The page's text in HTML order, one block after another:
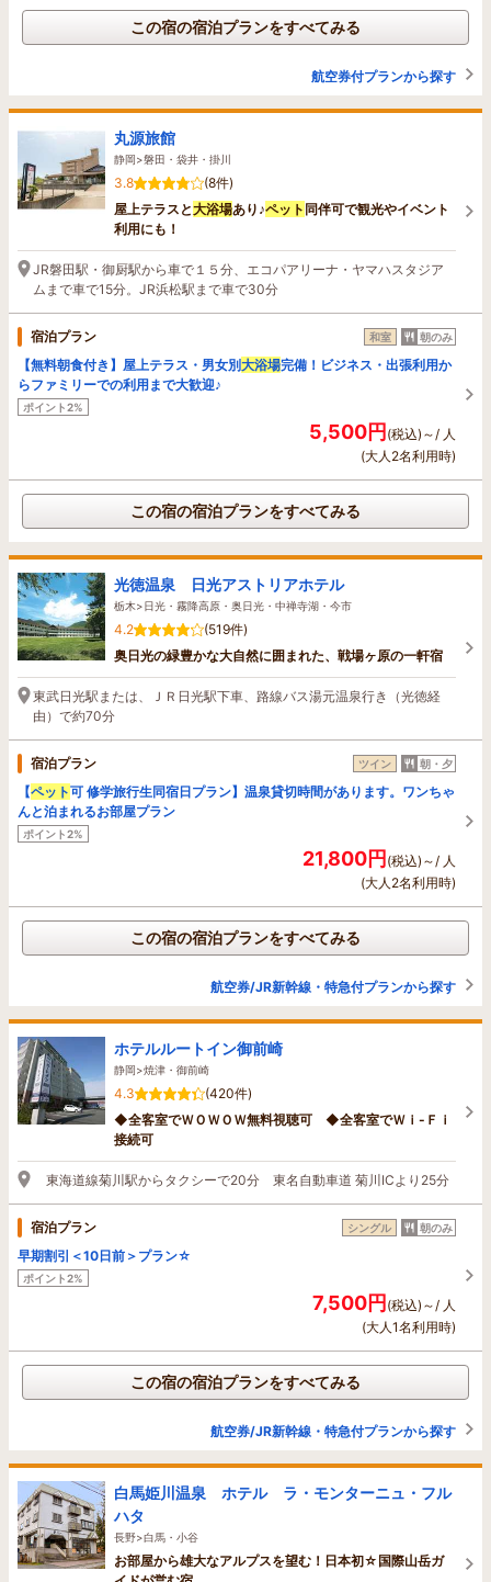
この宿の宿泊プランをすべてみる
航空券付プランから探す
丸源旅館
静岡>磐田・袋井・掛川
3.8
(8件)
屋上テラスと大浴場あり♪ペット 同伴可で観光やイベント
利用にも！
JR磐田駅・御厨駅から車で１５分、エコパアリーナ・ヤマハスタジア
ムまで車で15分。JR浜松駅まで車で30分
宿泊プラン 和室 朝のみ
【無料朝食付き】屋上テラス・男女別大浴場完備！ビジネス・出張利用か
らファミリーでの利用まで大歓迎♪
ポイント2%
5,500円(税込)～/ 人
(大人2名利用時)
この宿の宿泊プランをすべてみる
光徳温泉 日光アストリアホテル
栃木>日光・霧降高原・奥日光・中禅寺湖・今市
4.2
(519件)
奥日光の緑豊かな大自然に囲まれた、戦場ヶ原の一軒宿
東武日光駅または、ＪＲ日光駅下車、路線バス湯元温泉行き（光徳経
由）で約70分
宿泊プラン ツイン 朝・夕
【ペット可 修学旅行生同宿日プラン】温泉貸切時間があります。ワンちゃ
んと泊まれるお部屋プラン
ポイント2%
21,800円(税込)～/ 人
(大人2名利用時)
この宿の宿泊プランをすべてみる
航空券/JR新幹線・特急付プランから探す
ホテルルートイン御前崎
静岡>焼津・御前崎
4.3
(420件)
◆全客室でＷＯＷＯＷ無料視聴可 ◆全客室でＷｉ-Ｆｉ
接続可
東海道線菊川駅からタクシーで20分 東名自動車道 菊川ICより25分
宿泊プラン シングル 朝のみ
早期割引＜10日前＞プラン☆
ポイント2%
7,500円(税込)～/ 人
(大人1名利用時)
この宿の宿泊プランをすべてみる
航空券/JR新幹線・特急付プランから探す
白馬姫川温泉 ホテル ラ・モンターニュ・フル
ハタ
長野>白馬・小谷
お部屋から雄大なアルプスを望む！日本初☆国際山岳ガ